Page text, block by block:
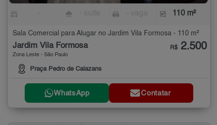
110 m²
Sala Comercial para Alugar no Jardim Vila Formosa - 110 m²
Jardim Vila Formosa
Zona Leste - São Paulo
Praça Pedro de Calazans
R$ 2.500
WhatsApp Contatar